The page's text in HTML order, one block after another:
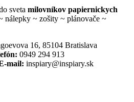
sveta milovníkov papiernickych
nálepky ~ zošity ~ plánovače ~
16, 85104 Bratislava
0949 294 913
mail: inspiary@inspiary.sk